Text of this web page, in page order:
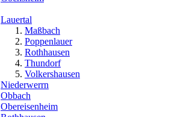
Lauertal
Maßbach
Poppenlauer
Rothhausen
Thundorf
Volkershausen
Niederwerrn
Obbach
Obereisenheim